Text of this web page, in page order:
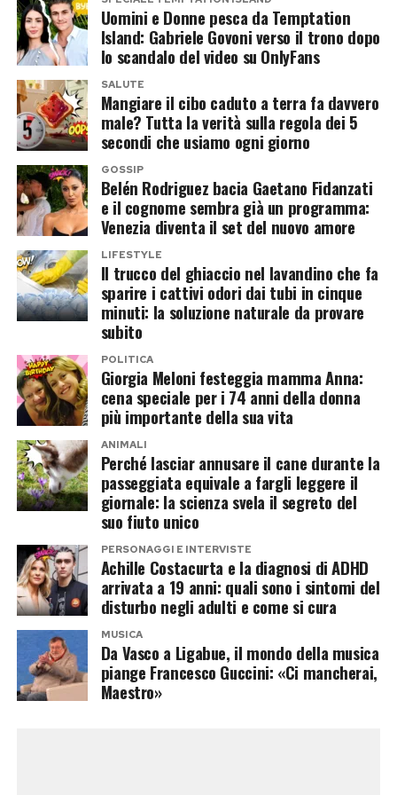
Post Views: 319
possibilità di coinvolgere anche Alejandro
Martinez, imprenditore colombiano e compagno
di Casalino.
La coppia potrebbe entrare insieme,
trasformando la partecipazione in un racconto
sentimentale oltre che televisivo. Resta aperta
anche l’ipotesi di un ingresso in solitaria, mentre
sul tavolo continua a esserci l’opzione più
semplice: un doppio no e tutti a casa, ma senza
telecamere.
Chi è Alejandro Martinez, il
compagno che piace al reality
Alejandro Martinez potrebbe rappresentare la
vera carta a sorpresa dell’operazione.
Imprenditore colombiano, è legato
sentimentalmente a Casalino e finora ha
mantenuto un profilo molto più riservato
rispetto al compagno.
Proprio questa differenza potrebbe incuriosire
gli autori. Da una parte un volto abituato alle
telecamere, alle polemiche politiche e alla
comunicazione pubblica; dall’altra una figura
meno conosciuta dal grande pubblico, pronta a
debuttare davanti a milioni di spettatori. Una
Uomini e Donne pesca da Temptation
Island: Gabriele Govoni verso il trono dopo
lo scandalo del video su OnlyFans
SALUTE
Mangiare il cibo caduto a terra fa davvero
male? Tutta la verità sulla regola dei 5
secondi che usiamo ogni giorno
GOSSIP
Belén Rodriguez bacia Gaetano Fidanzati
e il cognome sembra già un programma:
Venezia diventa il set del nuovo amore
LIFESTYLE
Il trucco del ghiaccio nel lavandino che fa
sparire i cattivi odori dai tubi in cinque
minuti: la soluzione naturale da provare
subito
POLITICA
Giorgia Meloni festeggia mamma Anna:
cena speciale per i 74 anni della donna
più importante della sua vita
ANIMALI
Perché lasciar annusare il cane durante la
passeggiata equivale a fargli leggere il
giornale: la scienza svela il segreto del
suo fiuto unico
PERSONAGGI E INTERVISTE
Achille Costacurta e la diagnosi di ADHD
arrivata a 19 anni: quali sono i sintomi del
disturbo negli adulti e come si cura
MUSICA
Da Vasco a Ligabue, il mondo della musica
piange Francesco Guccini: «Ci mancherai,
Maestro»